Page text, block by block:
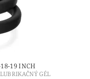
19 INCH
GÉL